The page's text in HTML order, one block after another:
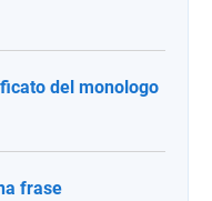
del monologo
frase